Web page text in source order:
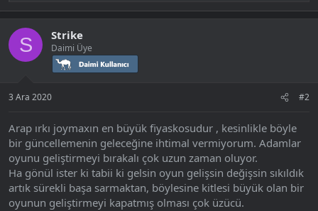
p
k
e
S Strike
Daimi Üye
3 Ara 2020 #2
Arap ırkı joymaxın en büyük fiyaskosudur , kesinlikle böyle
bir güncellemenin geleceğine ihtimal vermiyorum. Adamlar
oyunu geliştirmeyi bırakalı çok uzun zaman oluyor.
Ha gönül ister ki tabii ki gelsin oyun gelişsin değişsin sıkıldık
artık sürekli başa sarmaktan, böylesine kitlesi büyük olan bir
oyunun geliştirmeyi kapatmış olması çok üzücü.